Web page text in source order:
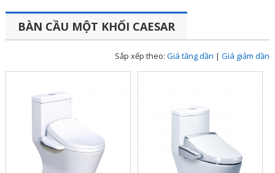
BÀN CẦU MỘT KHỐI CAESAR
Sắp xếp theo:Giá tăng dần |Giá giảm dần